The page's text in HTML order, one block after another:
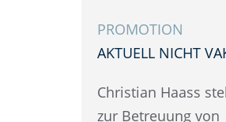
PROMO­TION
AKTUELL NICHT
Chris­tian Haass
zur Betreu­ung von